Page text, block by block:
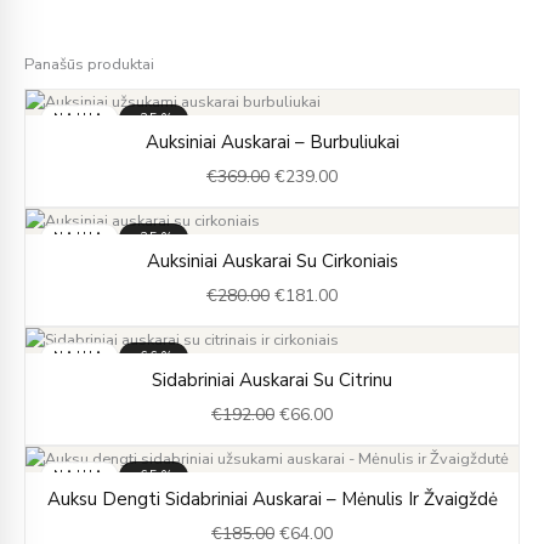
Panašūs produktai
NAUJA -35%
Auksiniai Auskarai – Burbuliukai
€369.00
price
was:
€239.00
price
is:
NAUJA -35%
Auksiniai Auskarai Su Cirkoniais
€280.00
price
was:
€181.00
price
is:
NAUJA -66%
Sidabriniai Auskarai Su Citrinu
€192.00
price
was:
€66.00
price
is:
NAUJA -65%
Auksu Dengti Sidabriniai Auskarai – Mėnulis Ir Žvaigždė
€185.00
price
was:
€64.00
price
is: